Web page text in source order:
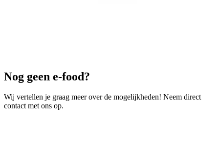
Nog geen e-food?
Wij vertellen je graag meer over de mogelijkheden! Neem direct
contact met ons op.